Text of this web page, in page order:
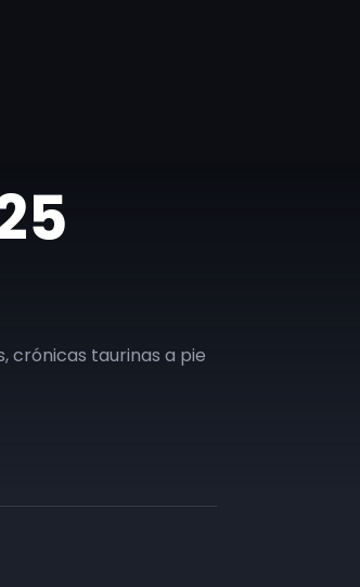
crónicas taurinas a pie